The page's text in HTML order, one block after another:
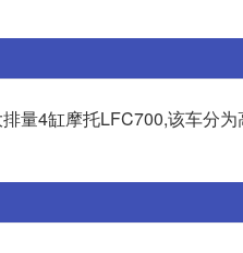
量4缸摩托LFC700,该车分